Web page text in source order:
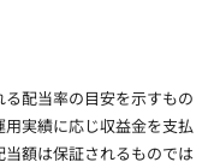
配当率の目安を示すもの
実績に応じ収益金を支払
額は保証されるものでは